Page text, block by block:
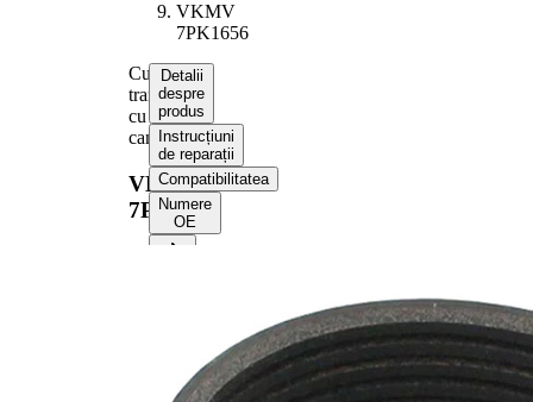
VKMV
7PK1656
Curea
transmisie
cu
caneluri
VKMV
7PK1656
Detalii
despre
produs
Instrucțiuni
de reparații
Compatibilitatea
Numere
OE
Valoare
1656 mm
Latime
24,92 mm
Culoare
negru